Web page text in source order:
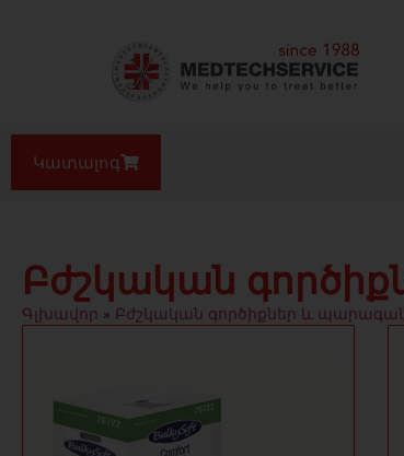
Կատալոգ
Բժշկական
Գլխավոր » Բժշկական գործիքներ և